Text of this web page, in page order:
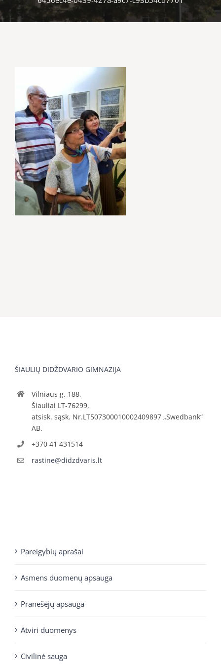
ŠIAULIŲ DIDŽDVARIO GIMNAZIJA
Vilniaus g. 188,
Šiauliai LT-76299,
atsisk. sąsk. Nr.LT507300010002409897 „Swedbank“
AB.
+370 41 431514
rastine@didzdvaris.lt
Pareigybių aprašai
Asmens duomenų apsauga
Pranešėjų apsauga
Atviri duomenys
Civilinė sauga